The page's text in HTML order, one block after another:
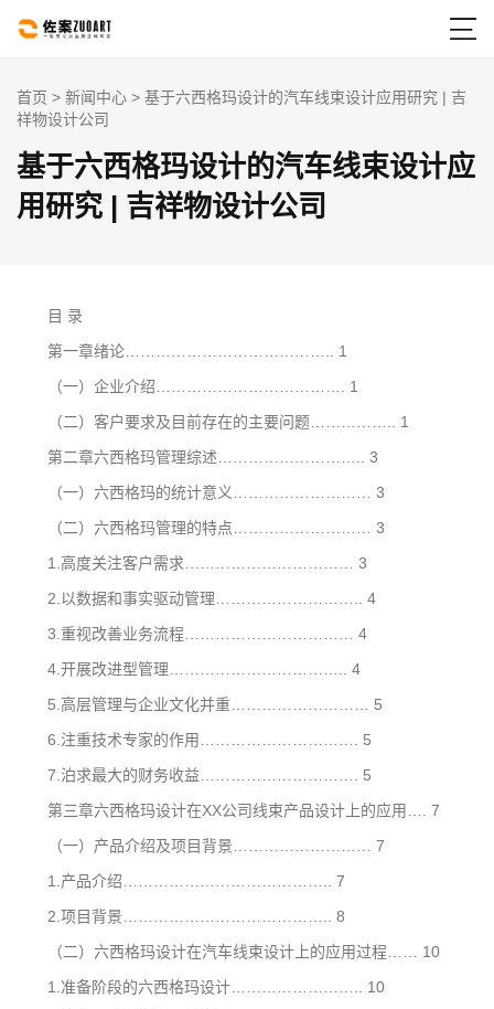

首页 > 新闻中心 > 基于六西格玛设计的汽车线束设计应用研究 | 吉
祥物设计公司
基于六西格玛设计的汽车线束设计应
用研究 | 吉祥物设计公司
目 录
第一章绪论………………………………….. 1
（一）企业介绍………………………………. 1
（二）客户要求及目前存在的主要问题…………….. 1
第二章六西格玛管理综述……………………….. 3
（一）六西格玛的统计意义……………………… 3
（二）六西格玛管理的特点……………………… 3
1.高度关注客户需求…………………………… 3
2.以数据和事实驱动管理……………………….. 4
3.重视改善业务流程…………………………… 4
4.开展改进型管理…………………………….. 4
5.高层管理与企业文化并重……………………… 5
6.注重技术专家的作用…………………………. 5
7.泊求最大的财务收益…………………………. 5
第三章六西格玛设计在XX公司线束产品设计上的应用…. 7
（一）产品介绍及项目背景……………………… 7
1.产品介绍………………………………….. 7
2.项目背景………………………………….. 8
（二）六西格玛设计在汽车线束设计上的应用过程…… 10
1.准备阶段的六西格玛设计…………………….. 10